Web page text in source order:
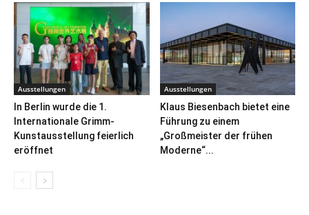
Ausstellungen
In Berlin wurde die 1.
Internationale Grimm-
Kunstausstellung feierlich
eröffnet
Ausstellungen
Klaus Biesenbach bietet eine
Führung zu einem
„Großmeister der frühen
Moderne“...